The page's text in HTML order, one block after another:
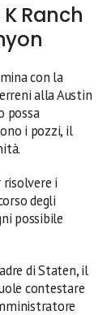
Ranch
con la
alla Austin
possa
i pozzi, il
risolvere i
degli
possibile
di Staten, il
contestare